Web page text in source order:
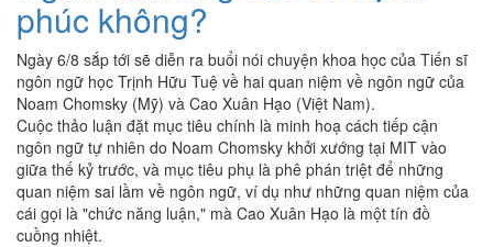
phúc không?
Ngày 6/8 sắp tới sẽ diễn ra buổi nói chuyện khoa học của Tiến sĩ
ngôn ngữ học Trịnh Hữu Tuệ về hai quan niệm về ngôn ngữ của
Noam Chomsky (Mỹ) và Cao Xuân Hạo (Việt Nam).
Cuộc thảo luận đặt mục tiêu chính là minh hoạ cách tiếp cận
ngôn ngữ tự nhiên do Noam Chomsky khởi xướng tại MIT vào
giữa thế kỷ trước, và mục tiêu phụ là phê phán triệt để những
quan niệm sai lầm về ngôn ngữ, ví dụ như những quan niệm của
cái gọi là "chức năng luận," mà Cao Xuân Hạo là một tín đồ
cuồng nhiệt.